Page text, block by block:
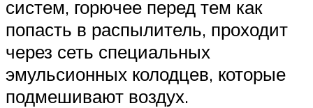
систем, горючее перед тем как
попасть в распылитель, проходит
через сеть специальных
эмульсионных колодцев, которые
подмешивают воздух.